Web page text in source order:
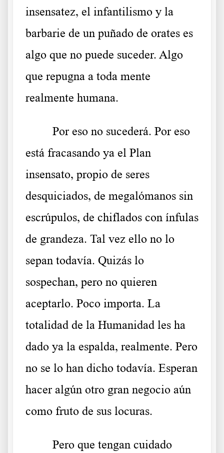
insensatez, el infantilismo y la
barbarie de un puñado de orates es
algo que no puede suceder. Algo
que repugna a toda mente
realmente humana.
Por eso no sucederá. Por eso
está fracasando ya el Plan
insensato, propio de seres
desquiciados, de megalómanos sin
escrúpulos, de chiflados con ínfulas
de grandeza. Tal vez ello no lo
sepan todavía. Quizás lo
sospechan, pero no quieren
aceptarlo. Poco importa. La
totalidad de la Humanidad les ha
dado ya la espalda, realmente. Pero
no se lo han dicho todavía. Esperan
hacer algún otro gran negocio aún
como fruto de sus locuras.
Pero que tengan cuidado